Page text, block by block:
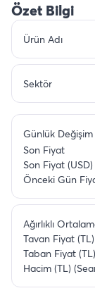
Özet Bilgi
Ürün Adı
Sektör
Günlük Değişim
Son Fiyat
Son Fiyat (USD)
Önceki Gün
Ağırlıklı
Tavan Fiyat (TL)
Taban Fiyat (TL)
Hacim (TL)